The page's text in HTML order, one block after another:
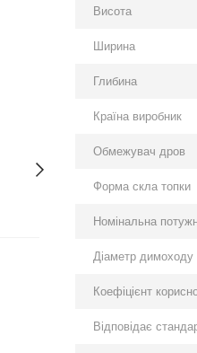
Висота
Ширина
Глибина
Країна виробник
Обмежувач дров
Форма скла топки
Номінальна
Діаметр димоходу
Коефіцієнт
Відповідає